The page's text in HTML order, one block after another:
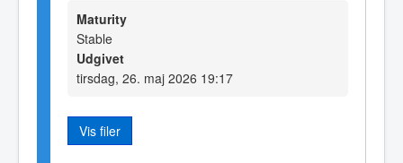
Maturity
Stable
Udgivet
tirsdag, 26. maj 2026 19:17
Vis filer